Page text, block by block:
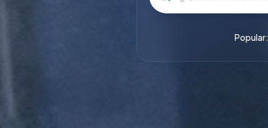
Popular: